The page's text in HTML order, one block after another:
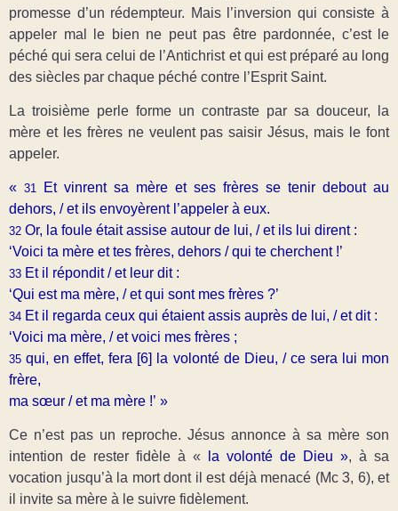
promesse d’un rédempteur. Mais l’inversion qui consiste à
appeler mal le bien ne peut pas être pardonnée, c’est le
péché qui sera celui de l’Antichrist et qui est préparé au long
des siècles par chaque péché contre l’Esprit Saint.
La troisième perle forme un contraste par sa douceur, la
mère et les frères ne veulent pas saisir Jésus, mais le font
appeler.
« 31
Et vinrent sa mère et ses frères se tenir debout au
dehors, / et ils envoyèrent l’appeler à eux.
32 Or, la foule était assise autour de lui, / et ils lui dirent :
‘Voici ta mère et tes frères, dehors / qui te cherchent !’
33 Et il répondit / et leur dit :
‘Qui est ma mère, / et qui sont mes frères ?’
34 Et il regarda ceux qui étaient assis auprès de lui, / et dit :
‘Voici ma mère, / et voici mes frères ;
35 qui, en effet, fera [6]
la volonté de Dieu, / ce sera lui mon
frère,
ma sœur / et ma mère !’ »
Ce n’est pas un reproche. Jésus annonce à sa mère son
intention de rester fidèle à «
la volonté de Dieu », à sa
vocation jusqu’à la mort dont il est déjà menacé (Mc 3, 6), et
il invite sa mère à le suivre fidèlement.